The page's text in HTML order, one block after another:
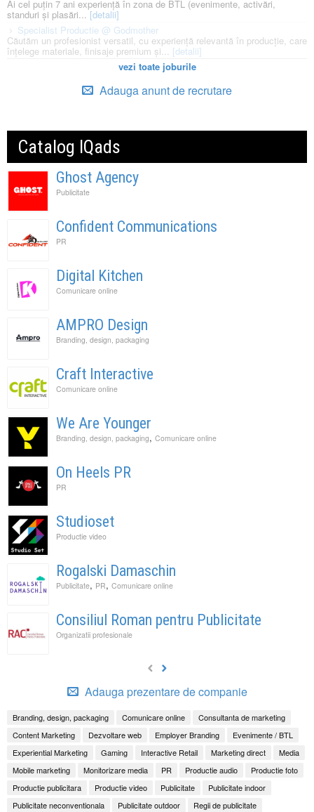
Ai cel puțin 7 ani experiență în zona de BTL (evenimente, activări,
standuri și plasări...[detalii]
Specialist Productie @ Godmother
Căutăm un profesionist versatil, cu experiență relevantă în producție, care
înțelege materiale, finisaje premium și... [detalii]
vezi toate joburile
Adauga anunt de recrutare
Catalog IQads
Ghost Agency
Publicitate
Confident Communications
PR
Digital Kitchen
Comunicare online
AMPRO Design
Branding, design, packaging
Craft Interactive
Comunicare online
We Are Younger
Branding, design, packaging, Comunicare online
On Heels PR
PR
Studioset
Productie video
Rogalski Damaschin
Publicitate, PR, Comunicare online
Consiliul Roman pentru Publicitate
Organizatii profesionale
Adauga prezentare de companie
Branding, design, packaging Comunicare online
Consultanta de marketing
Content Marketing
Dezvoltare web Employer Branding
Evenimente / BTL
Experiential Marketing
Gaming Interactive Retail Marketing direct
Media
Mobile marketing
Monitorizare media PR Productie audio
Productie foto
Productie publicitara
Productie video Publicitate
Publicitate indoor
Publicitate neconventionala
Publicitate outdoor Regii de publicitate